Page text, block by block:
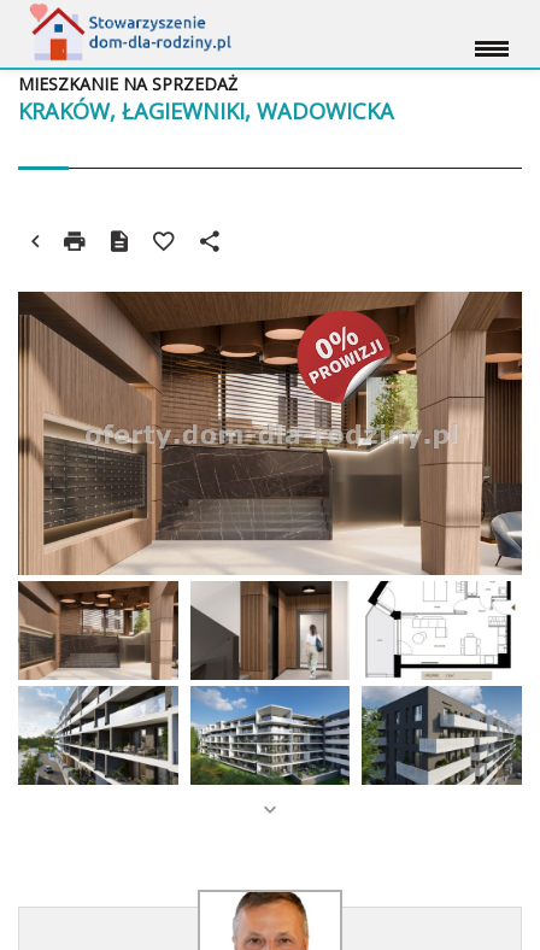
KRAKÓW, ŁAGIEWNIKI, WADOWICKA
MIESZKANIE NA SPRZEDAŻ